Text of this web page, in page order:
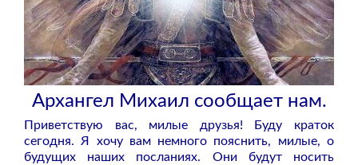
Архангел Михаил сообщает нам.
Приветствую вас, милые друзья! Буду краток
сегодня. Я хочу вам немного пояснить, милые, о
будущих наших посланиях. Они будут носить